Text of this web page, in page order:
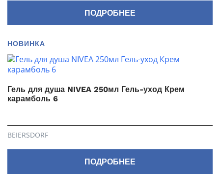
ПОДРОБНЕЕ
НОВИНКА
Гель для душа NIVEA 250мл Гель-уход Крем
карамболь 6
BEIERSDORF
ПОДРОБНЕЕ